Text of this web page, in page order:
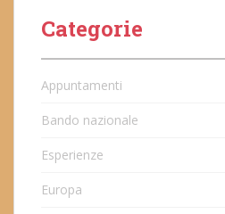
Categorie
Appuntamenti
Bando nazionale
Esperienze
Europa